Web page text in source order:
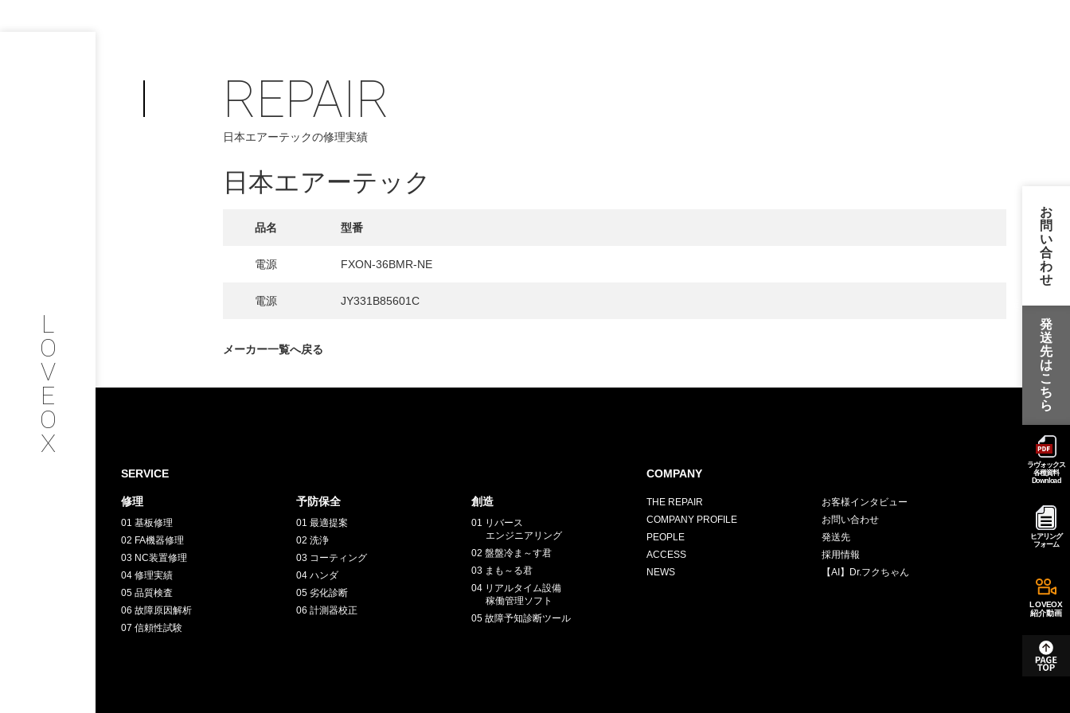
L
O
V
E
O
X
PHILOSOPHY
フィロソフィー
COMPANY
PROFILE
SERVICE
INTERVIEW
RECRUIT
採用情報
お
問
い
合
わ
せ
発
送
先
は
こ
ち
ら
ラヴォックス
各種資料
Download
ヒアリング
フォーム
LOVEOX
紹介動画
REPAIR
日本エアーテックの修理実績
日本エアーテック
品名 型番
電源 FXON-36BMR-NE
電源 JY331B85601C
メーカー一覧へ戻る
SERVICE
修理
01 基板修理
02 FA機器修理
03 NC装置修理
04 修理実績
05 品質検査
06 故障原因解析
07 信頼性試験
予防保全
01 最適提案
02 洗浄
03 コーティング
04 ハンダ
05 劣化診断
06 計測器校正
創造
01 リバース
エンジニアリング
02 盤盤冷ま～す君
03 まも～る君
04 リアルタイム設備
稼働管理ソフト
05 故障予知診断ツール
COMPANY
THE REPAIR
COMPANY PROFILE
PEOPLE
ACCESS
NEWS
お客様インタビュー
お問い合わせ
発送先
採用情報
【AI】Dr.フクちゃん